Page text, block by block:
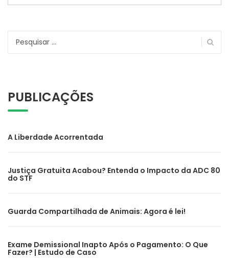
Pesquisar
PUBLICAÇÕES
A Liberdade Acorrentada
Justiça Gratuita Acabou? Entenda o Impacto da ADC 80
do STF
Guarda Compartilhada de Animais: Agora é lei!
Exame Demissional Inapto Após o Pagamento: O Que
Fazer? | Estudo de Caso